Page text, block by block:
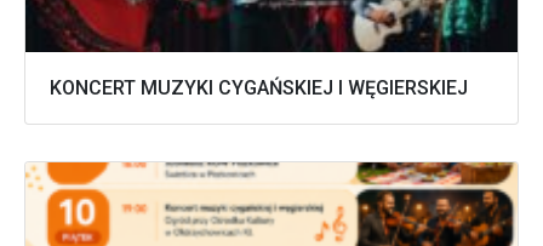
KONCERT MUZYKI CYGAŃSKIEJ I WĘGIERSKIEJ